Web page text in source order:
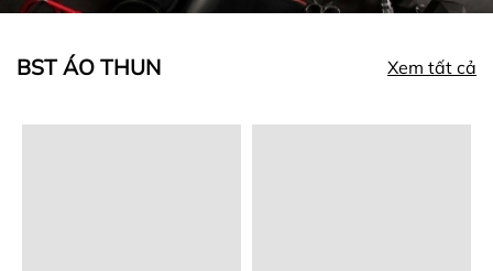
BST ÁO THUN Xem tất cả